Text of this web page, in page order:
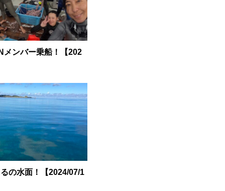
メンバー乗船！【202
の水面！【2024/07/1